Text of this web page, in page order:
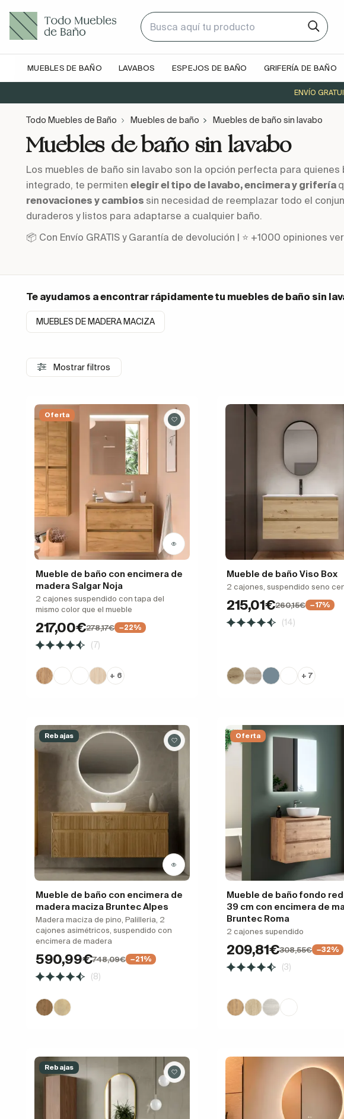
MUEBLES DE BAÑO LAVABOS ESPEJOS DE BAÑO GRIFERÍA DE BAÑO
ENVÍO
Todo Muebles de Baño Muebles de baño Muebles de baño sin lavabo
Muebles de baño sin lavabo
Los muebles de baño sin lavabo son la opción perfecta para quienes
integrado, te permiten elegir el tipo de lavabo, encimera y grifería
renovaciones y cambios sin necesidad de reemplazar todo el
duraderos y listos para adaptarse a cualquier baño.
📦 Con Envío GRATIS y Garantía de devolución | ⭐ +1000 opiniones
Te ayudamos a encontrar rápidamente tu muebles de baño sin
MUEBLES DE MADERA MACIZA
Mostrar filtros
Oferta
Mueble de baño con encimera de
madera Salgar Noja
2 cajones suspendido con tapa del
mismo color que el mueble
217,00€278,17€ −22%
(7)
+ 6
Mueble de baño Viso Box
2 cajones, suspendido seno
215,01€260,15€ −17%
(14)
+ 7
Rebajas
Mueble de baño con encimera de
madera maciza Bruntec Alpes
Madera maciza de pino, Palilleria, 2
cajones asimétricos, suspendido con
encimera de madera
590,99€748,09€ −21%
(8)
Oferta
Mueble de baño fondo
39 cm con encimera de
Bruntec Roma
2 cajones supendido
209,81€308,55€ −32%
(3)
Rebajas